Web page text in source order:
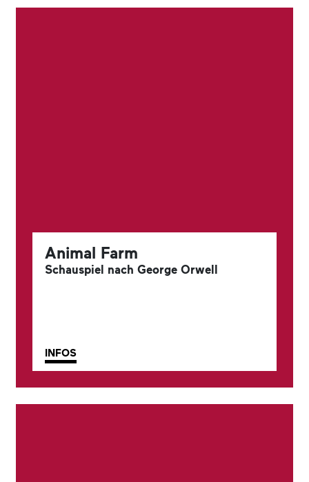
Animal Farm
Schauspiel nach George Orwell
INFOS